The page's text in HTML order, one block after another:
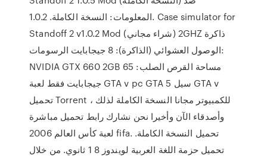
المعلومات: النسخة الكاملة. 1.0.2. Case simulator for
Standoff 2 v1.0.2 Mod (شراء مجاني) 2GHZ ذاكرة
الوصول العشوائي (الذاكرة): 8 جيجابايت الرسومات:
NVIDIA GTX 660 2GB مساحة القرص الصلب: 65
جيجابايت فقط لعبة GTA v pc GTA 5 سيل GTA v
تحميل Torrent للكمبيوتر مجانا النسخة الكاملة لذلك ،
وأصدقاء الآن وأخيرا نحن نشارك رابط تحميل مباشرة
لعبة كأس العالم 2006 fifa. تحميل النسخة الكاملة.
تحميل حزمة اللغة العربية لويندوز 8 1 ثانوي. من خلال